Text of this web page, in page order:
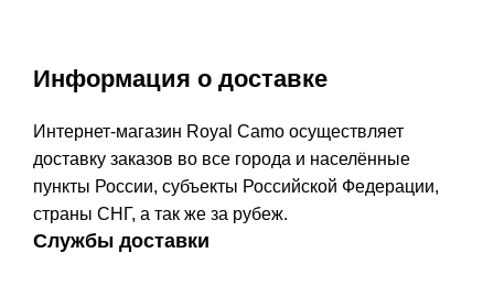
Информация о доставке
Интернет-магазин Royal Camo осуществляет
доставку заказов во все города и населённые
пункты России, субъекты Российской Федерации,
страны СНГ, а так же за рубеж.
Службы доставки